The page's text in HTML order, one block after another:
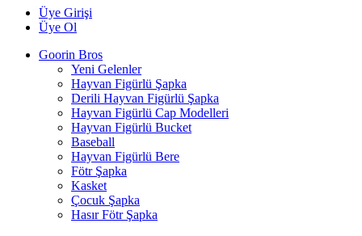
Üye Girişi
Üye Ol
Goorin Bros
Yeni Gelenler
Hayvan Figürlü Şapka
Derili Hayvan Figürlü Şapka
Hayvan Figürlü Cap Modelleri
Hayvan Figürlü Bucket
Baseball
Hayvan Figürlü Bere
Fötr Şapka
Kasket
Çocuk Şapka
Hasır Fötr Şapka